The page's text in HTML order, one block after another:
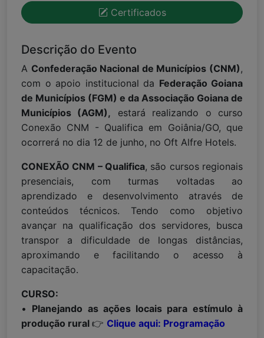
Certificados
Descrição do Evento
A Confederação Nacional de Municípios (CNM),
com o apoio institucional da Federação Goiana
de Municípios (FGM) e da Associação Goiana de
Municípios (AGM), estará realizando o curso
Conexão CNM - Qualifica em Goiânia/GO, que
ocorrerá no dia 12 de junho, no Oft Alfre Hotels.
CONEXÃO CNM – Qualifica, são cursos regionais
presenciais, com turmas voltadas ao
aprendizado e desenvolvimento através de
conteúdos técnicos. Tendo como objetivo
avançar na qualificação dos servidores, busca
transpor a dificuldade de longas distâncias,
aproximando e facilitando o acesso à
capacitação.
CURSO:
• Planejando as ações locais para estímulo à
produção rural 👉 Clique aqui: Programação